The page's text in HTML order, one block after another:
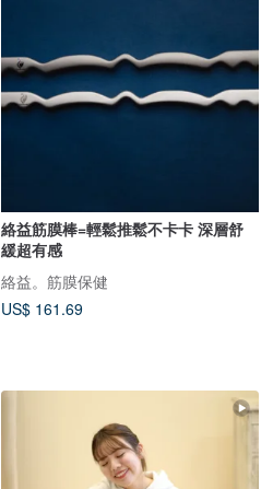
絡益筋膜棒=輕鬆推鬆不卡卡 深層舒
緩超有感
絡益。筋膜保健
US$ 161.69